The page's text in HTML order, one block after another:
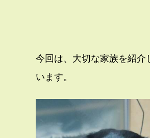
今回は、大切な家族を紹介
います。